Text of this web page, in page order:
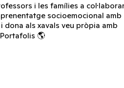
i les famílies a
socioemocional amb
dona als xavals veu pròpia amb
Portafolis 🌎